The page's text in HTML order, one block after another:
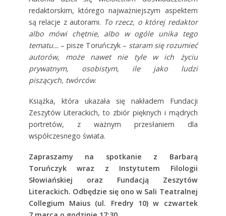
redaktorskim, którego najważniejszym aspektem
są relacje z autorami. To rzecz, o której redaktor
albo mówi chętnie, albo w ogóle unika tego
tematu…– pisze Toruńczyk – staram się rozumieć
autorów, może nawet nie tyle w ich życiu
prywatnym, osobistym, ile jako ludzi
piszących, twórców.
Książka, która ukazała się nakładem Fundacji
Zeszytów Literackich, to zbiór pięknych i mądrych
portretów, z ważnym przesłaniem dla
współczesnego świata.
Zapraszamy na spotkanie z Barbarą
Toruńczyk wraz z Instytutem Filologii
Słowiańskiej oraz Fundacją Zeszytów
Literackich. Odbędzie się onow Sali Teatralnej
Collegium Maius (ul. Fredry 10) w czwartek